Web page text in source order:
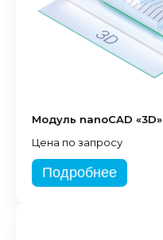
Модуль nanoCAD «3D»
Цена по запросу
Подробнее